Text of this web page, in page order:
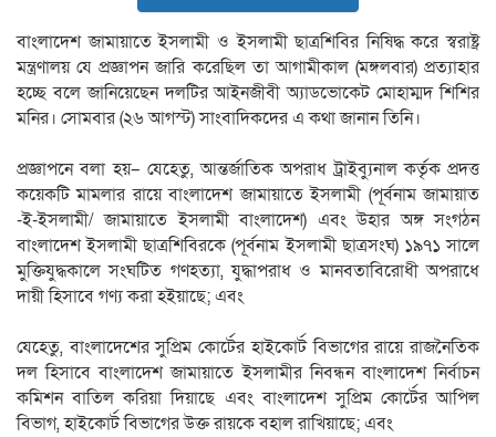
বাংলাদেশ জামায়াতে ইসলামী ও ইসলামী ছাত্রশিবির নিষিদ্ধ করে স্বরাষ্ট্র
মন্ত্রণালয় যে প্রজ্ঞাপন জারি করেছিল তা আগামীকাল (মঙ্গলবার) প্রত্যাহার
হচ্ছে বলে জানিয়েছেন দলটির আইনজীবী অ্যাডভোকেট মোহাম্মদ শিশির
মনির। সোমবার (২৬ আগস্ট) সাংবাদিকদের এ কথা জানান তিনি।
প্রজ্ঞাপনে বলা হয়– যেহেতু, আন্তর্জাতিক অপরাধ ট্রাইব্যুনাল কর্তৃক প্রদত্ত
কয়েকটি মামলার রায়ে বাংলাদেশ জামায়াতে ইসলামী (পূর্বনাম জামায়াত
-ই-ইসলামী/ জামায়াতে ইসলামী বাংলাদেশ) এবং উহার অঙ্গ সংগঠন
বাংলাদেশ ইসলামী ছাত্রশিবিরকে (পূর্বনাম ইসলামী ছাত্রসংঘ) ১৯৭১ সালে
মুক্তিযুদ্ধকালে সংঘটিত গণহত্যা, যুদ্ধাপরাধ ও মানবতাবিরোধী অপরাধে
দায়ী হিসাবে গণ্য করা হইয়াছে; এবং
যেহেতু, বাংলাদেশের সুপ্রিম কোর্টের হাইকোর্ট বিভাগের রায়ে রাজনৈতিক
দল হিসাবে বাংলাদেশ জামায়াতে ইসলামীর নিবন্ধন বাংলাদেশ নির্বাচন
কমিশন বাতিল করিয়া দিয়াছে এবং বাংলাদেশ সুপ্রিম কোর্টের আপিল
বিভাগ, হাইকোর্ট বিভাগের উক্ত রায়কে বহাল রাখিয়াছে; এবং